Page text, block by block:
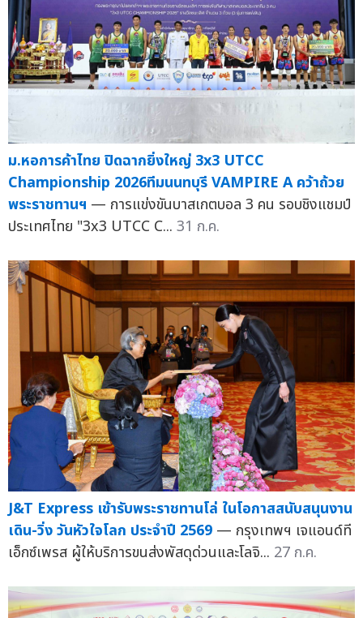
ม.หอการค้าไทย ปิดฉากยิ่งใหญ่ 3x3 UTCC
Championship 2026ทีมนนทบุรี VAMPIRE A คว้าถ้วย
พระราชทานฯ — การแข่งขันบาสเกตบอล 3 คน รอบชิงแชมป์
ประเทศไทย "3x3 UTCC C... 31 ก.ค.
J&T Express เข้ารับพระราชทานโล่ ในโอกาสสนับสนุนงาน
เดิน-วิ่ง วันหัวใจโลก ประจำปี 2569 — กรุงเทพฯ เจแอนด์ที
เอ็กซ์เพรส ผู้ให้บริการขนส่งพัสดุด่วนและโลจิ... 27 ก.ค.